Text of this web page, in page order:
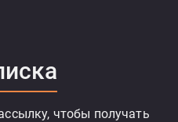
чтобы получать